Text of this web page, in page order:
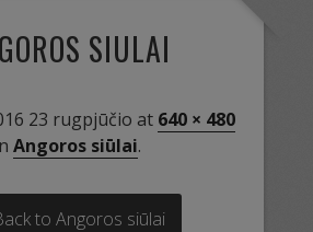
SIULAI
23 rugpjūčio at 640 × 480
Angoros siūlai.
to Angoros siūlai